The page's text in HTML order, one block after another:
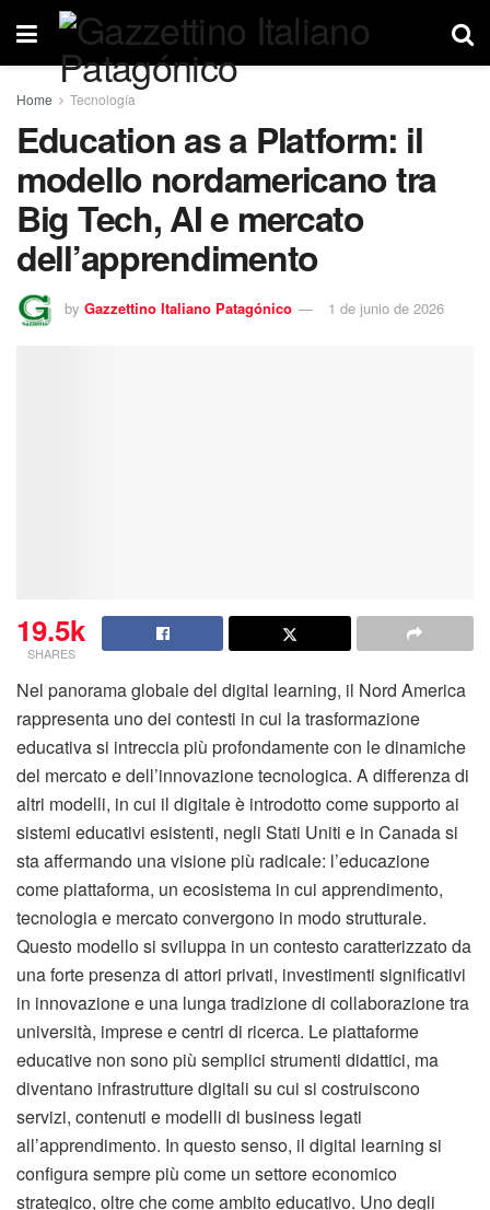
Home Tecnología
Education as a Platform: il
modello nordamericano tra
Big Tech, AI e mercato
dell’apprendimento
by Gazzettino Italiano Patagónico 1 de junio de 2026
19.5k
SHARES
Nel panorama globale del digital learning, il Nord America
rappresenta uno dei contesti in cui la trasformazione
educativa si intreccia più profondamente con le dinamiche
del mercato e dell’innovazione tecnologica. A differenza di
altri modelli, in cui il digitale è introdotto come supporto ai
sistemi educativi esistenti, negli Stati Uniti e in Canada si
sta affermando una visione più radicale: l’educazione
come piattaforma, un ecosistema in cui apprendimento,
tecnologia e mercato convergono in modo strutturale.
Questo modello si sviluppa in un contesto caratterizzato da
una forte presenza di attori privati, investimenti significativi
in innovazione e una lunga tradizione di collaborazione tra
università, imprese e centri di ricerca. Le piattaforme
educative non sono più semplici strumenti didattici, ma
diventano infrastrutture digitali su cui si costruiscono
servizi, contenuti e modelli di business legati
all’apprendimento. In questo senso, il digital learning si
configura sempre più come un settore economico
strategico, oltre che come ambito educativo. Uno degli